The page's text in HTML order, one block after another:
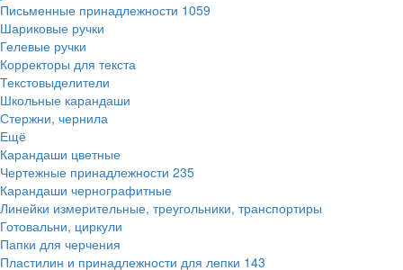
Письменные принадлежности 1059
Шариковые ручки
Гелевые ручки
Корректоры для текста
Текстовыделители
Школьные карандаши
Стержни, чернила
Ещё
Карандаши цветные
Чертежные принадлежности 235
Карандаши чернографитные
Линейки измерительные, треугольники, транспортиры
Готовальни, циркули
Папки для черчения
Пластилин и принадлежности для лепки 143